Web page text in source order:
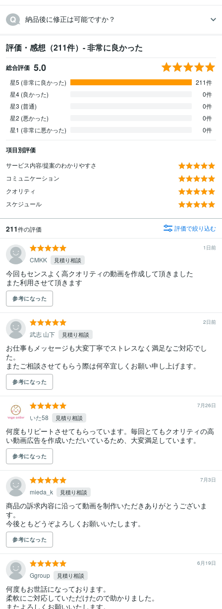
納品後に修正は可能ですか？
評価・感想（211件）- 非常に良かった
総合評価 5.0
星5 (非常に良かった)
211件
星4 (良かった)
0件
星3 (普通)
0件
星2 (悪かった)
0件
星1 (非常に悪かった)
0件
項目別評価
サービス内容/提案のわかりやすさ
コミュニケーション
クオリティ
スケジュール
211件の評価 評価で絞り込む
1日前
CMKK 見積り相談
今回もセンスよく高クオリティの動画を作成して頂きました
また利用させて頂きます
参考になった
2日前
武志 山下 見積り相談
お仕事もメッセージも大変丁寧でストレスなく満足なご対応でし
た。
またご相談させてもらう際は何卒宜しくお願い申し上げます。
参考になった
7月26日
いた58 見積り相談
何度もリピートさせてもらっています。毎回とてもクオリティの高
い動画広告を作成いただいているため、大変満足しています。
参考になった
7月3日
mieda_k 見積り相談
商品の訴求内容に沿って動画を制作いただきありがとうございま
す。
参考になった
6月19日
Ggroup 見積り相談
何度もお世話になっております。
柔軟にご対応していただけたので助かりました。
またよろしくお願いいたします。